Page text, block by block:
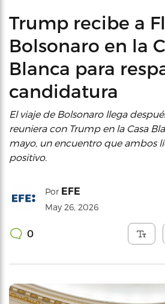
Trump recibe a
Bolsonaro en la
Blanca para
candidatura
El viaje de Bolsonaro llega
reuniera con Trump en la Casa
mayo, un encuentro que ambos
positivo.
Por EFE
May 26, 2026
0